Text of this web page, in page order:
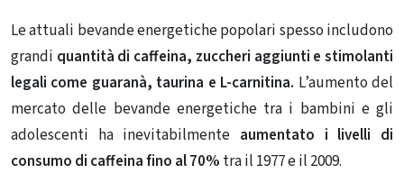
Le attuali bevande energetiche popolari spesso includono
grandi quantità di caffeina, zuccheri aggiunti e stimolanti
legali come guaranà, taurina e L-carnitina. L’aumento del
mercato delle bevande energetiche tra i bambini e gli
adolescenti ha inevitabilmente aumentato i livelli di
consumo di caffeina fino al 70% tra il 1977 e il 2009.